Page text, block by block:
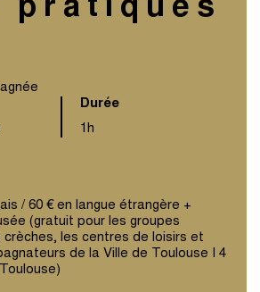
pratiques
Durée
1h
/ 60 € en langue étrangère +
(gratuit pour les groupes
crèches, les centres de loisirs et
de la Ville de Toulouse I 4